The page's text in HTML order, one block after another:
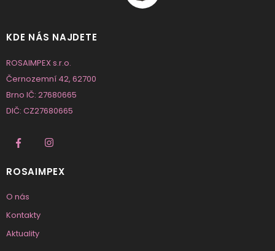
KDE NÁS NAJDETE
ROSAIMPEX s.r.o.
Černozemní 42, 62700
Brno IČ: 27680665
DIČ: CZ27680665
ROSAIMPEX
O nás
Kontakty
Aktuality